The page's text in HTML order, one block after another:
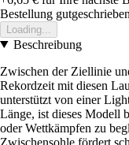
Bestellung gutgeschrieben
Loading...
Beschreibung
Zwischen der Ziellinie
Rekordzeit mit diesen
unterstützt von einer
Länge, ist dieses Modell
oder Wettkämpfen zu
Zwischensohle fördert